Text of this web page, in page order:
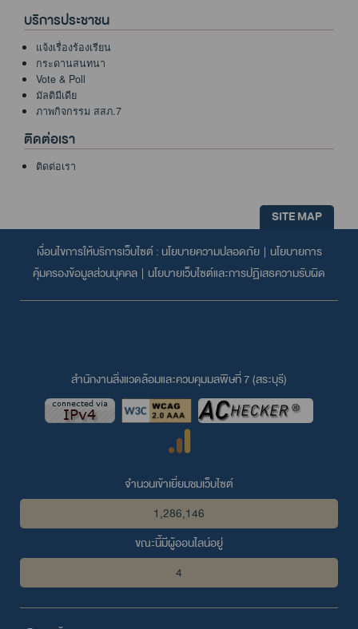
บริการประชาชน
แจ้งเรื่องร้องเรียน
กระดานสนทนา
Vote & Poll
มัลติมีเดีย
ภาพกิจกรรม สสภ.7
ติดต่อเรา
ติดต่อเรา
SITE MAP
เงื่อนไขการให้บริการเว็บไซต์ : นโยบายความปลอดภัย| นโยบายการ
คุ้มครองข้อมูลส่วนบุคคล | นโยบายเว็บไซต์และการปฏิเสธความรับผิด
สำนักงานสิ่งแวดล้อมและควบคุมมลพิษที่ 7 (สระบุรี)
จำนวนเข้าเยี่ยมชมเว็บไซต์
1,286,146
ขณะนี้มีผู้ออนไลน์อยู่
4